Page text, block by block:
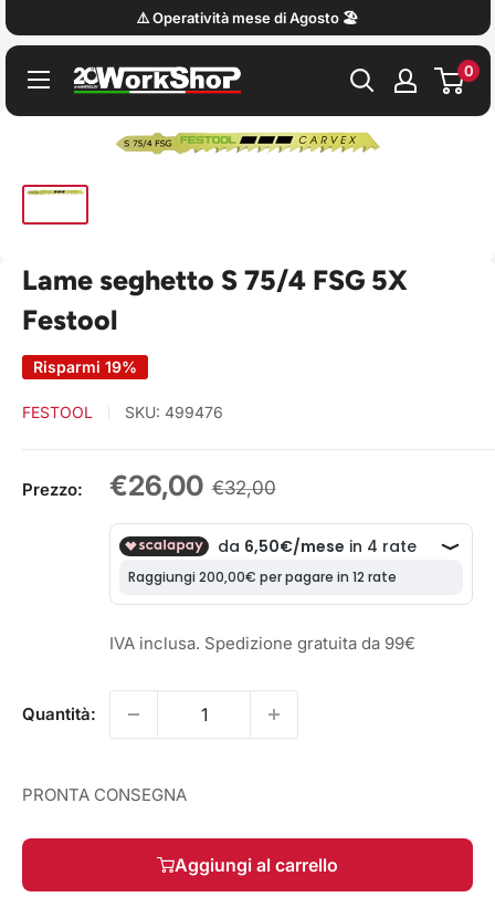
al
contenuto
⚠️ Operatività mese di Agosto 🏖️
Work
0
Lame seghetto S 75/4 FSG 5X
Festool
Risparmi 19%
FESTOOL SKU: 499476
Prezzo:
Prezzo
€26,00 Prezzo
€32,00
IVA inclusa. Spedizione gratuita da 99€
Quantità:
PRONTA CONSEGNA
Aggiungi al carrello